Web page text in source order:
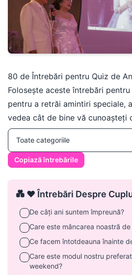
80 de Întrebări pentru Quiz de
Folosește aceste întrebări
pentru a retrăi amintiri speciale,
vedea cât de bine vă cunoașteți
Copiază întrebările
💑 ❤️ Întrebări Despre
De câți ani suntem împreună?
Care este mâncarea noastră
Ce facem întotdeauna înainte
Care este modul nostru
weekend?